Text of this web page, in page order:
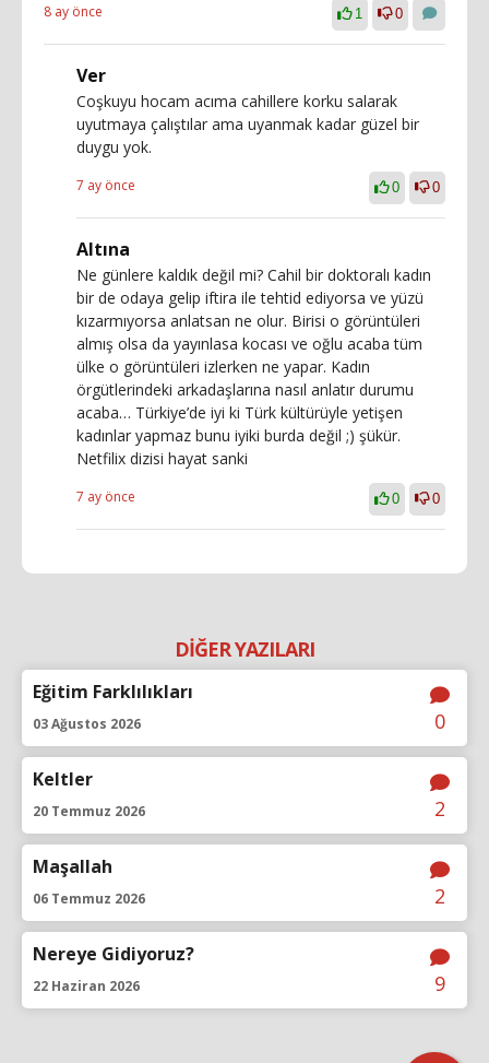
8 ay önce 1 0
Ver
Coşkuyu hocam acıma cahillere korku salarak
uyutmaya çalıştılar ama uyanmak kadar güzel bir
duygu yok.
7 ay önce 0 0
Altına
Ne günlere kaldık değil mi? Cahil bir doktoralı kadın
bir de odaya gelip iftira ile tehtid ediyorsa ve yüzü
kızarmıyorsa anlatsan ne olur. Birisi o görüntüleri
almış olsa da yayınlasa kocası ve oğlu acaba tüm
ülke o görüntüleri izlerken ne yapar. Kadın
örgütlerindeki arkadaşlarına nasıl anlatır durumu
acaba… Türkiye’de iyi ki Türk kültürüyle yetişen
kadınlar yapmaz bunu iyiki burda değil ;) şükür.
Netfilix dizisi hayat sanki
7 ay önce 0 0
DİĞER YAZILARI
Eğitim Farklılıkları
03 Ağustos 2026 0
Keltler
20 Temmuz 2026 2
Maşallah
06 Temmuz 2026 2
Nereye Gidiyoruz?
22 Haziran 2026 9